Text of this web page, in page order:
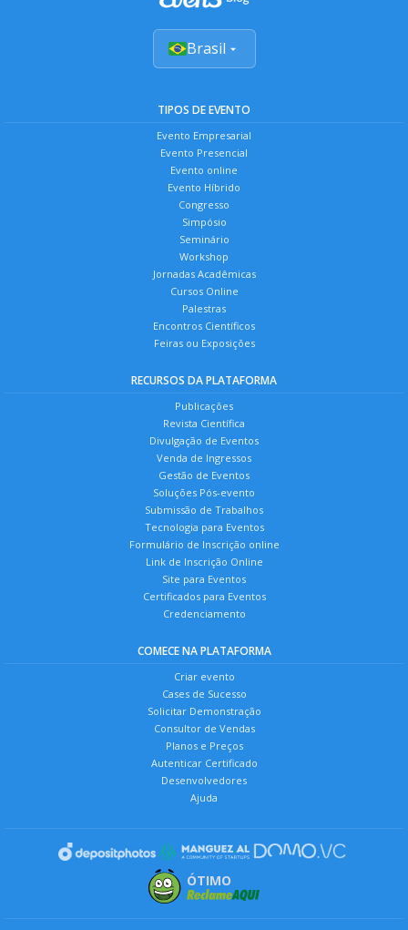
Brasil
TIPOS DE EVENTO
Evento Empresarial
Evento Presencial
Evento online
Evento Híbrido
Congresso
Simpósio
Seminário
Workshop
Jornadas Acadêmicas
Cursos Online
Palestras
Encontros Científicos
Feiras ou Exposições
RECURSOS DA PLATAFORMA
Publicações
Revista Científica
Divulgação de Eventos
Venda de Ingressos
Gestão de Eventos
Soluções Pós-evento
Submissão de Trabalhos
Tecnologia para Eventos
Formulário de Inscrição online
Link de Inscrição Online
Site para Eventos
Certificados para Eventos
Credenciamento
COMECE NA PLATAFORMA
Criar evento
Cases de Sucesso
Solicitar Demonstração
Consultor de Vendas
Planos e Preços
Autenticar Certificado
Desenvolvedores
Ajuda
ÓTIMO